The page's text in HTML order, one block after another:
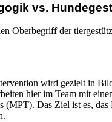
vs.
Oberbegriff der
wird gezielt in
hier im Team mit
(MPT). Das Ziel ist es,